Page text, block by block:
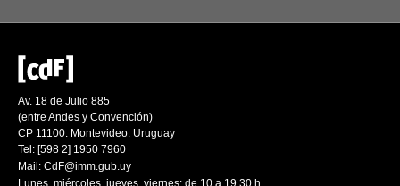
Av. 18 de Julio 885
(entre Andes y Convención)
CP 11100. Montevideo. Uruguay
Tel: [598 2] 1950 7960
Mail: CdF@imm.gub.uy
Lunes, miércoles, jueves, viernes: de 10 a 19.30 h.